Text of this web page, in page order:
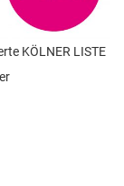
KÖLNER LISTE